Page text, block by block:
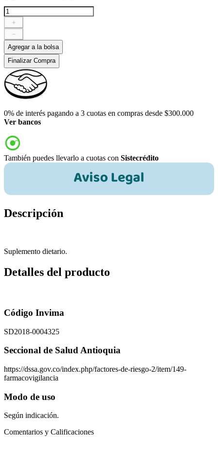
＋
－
Agregar a la bolsa
Finalizar Compra
0% de interés pagando a 3 cuotas en compras desde $300.000
Ver bancos
También puedes llevarlo a cuotas con Sistecrédito
Descripción
Suplemento dietario.
Detalles del producto
Código Invima
SD2018-0004325
Seccional de Salud Antioquia
https://dssa.gov.co/index.php/factores-de-riesgo-2/item/149-
farmacovigilancia
Modo de uso
Según indicación.
Comentarios y Calificaciones